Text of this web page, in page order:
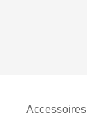
Accessoires